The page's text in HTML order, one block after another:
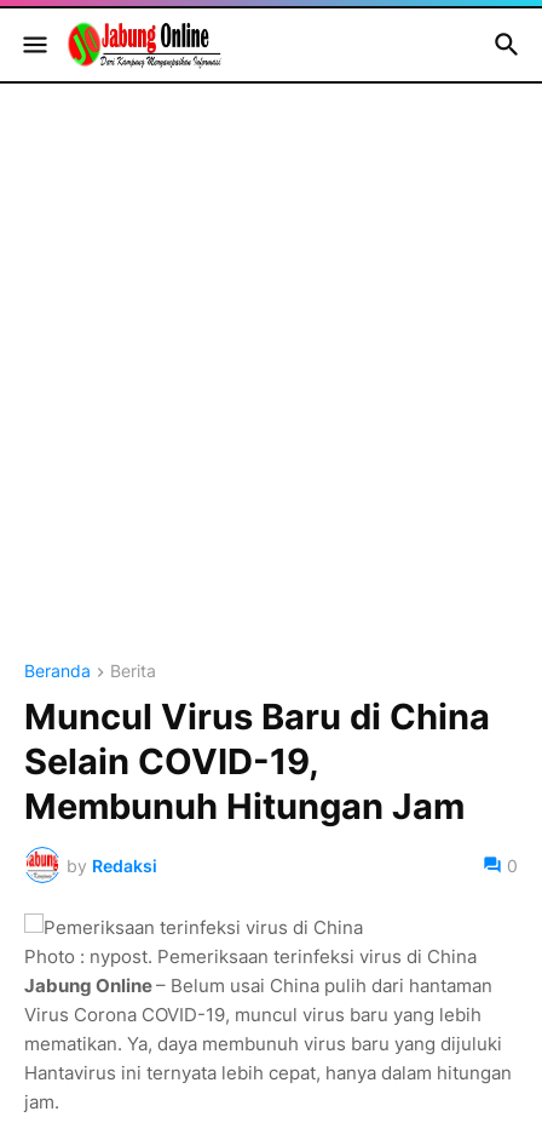
Beranda Berita
Muncul Virus Baru di China
Selain COVID-19,
Membunuh Hitungan Jam
by Redaksi 0
Photo : nypost. Pemeriksaan terinfeksi virus di China
Jabung Online– Belum usai China pulih dari hantaman
Virus Corona COVID-19, muncul virus baru yang lebih
mematikan. Ya, daya membunuh virus baru yang dijuluki
Hantavirus ini ternyata lebih cepat, hanya dalam hitungan
jam.